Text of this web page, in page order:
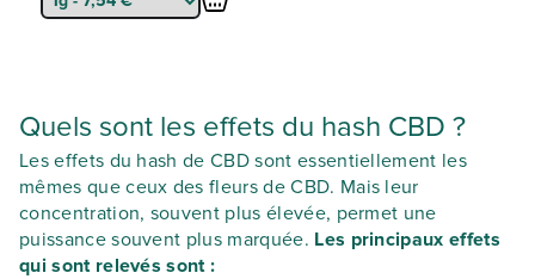
Quels sont les effets du hash CBD ?
Les effets du hash de CBD sont essentiellement les
mêmes que ceux des fleurs de CBD. Mais leur
concentration, souvent plus élevée, permet une
puissance souvent plus marquée. Les principaux effets
qui sont relevés sont :